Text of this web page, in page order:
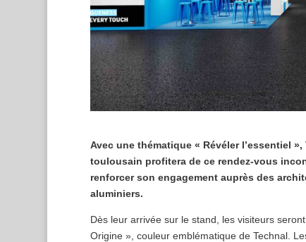
Avec une thématique « Révéler l’essentiel »,
toulousain profitera de ce rendez-vous
renforcer son engagement auprès des
aluminiers.
Dès leur arrivée sur le stand, les visiteurs
Origine », couleur emblématique de Technal.